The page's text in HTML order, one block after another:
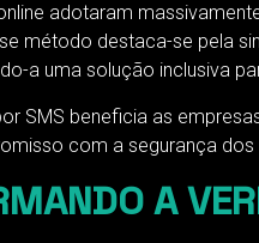
adotaram
método destaca-se pela
a uma solução inclusiva
SMS beneficia as
com a segurança
A